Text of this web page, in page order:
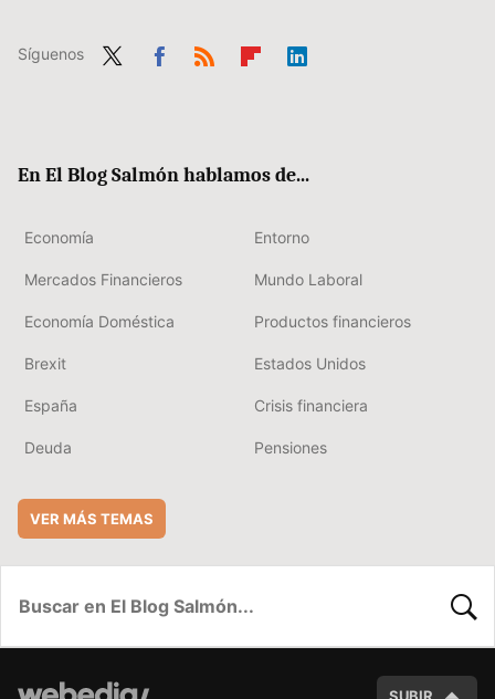
Síguenos
En El Blog Salmón hablamos de...
Economía Entorno
Mercados Financieros Mundo Laboral
Economía Doméstica Productos financieros
Brexit Estados Unidos
España Crisis financiera
Deuda Pensiones
VER MÁS TEMAS